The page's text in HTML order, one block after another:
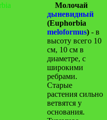
Молочай
дыневидный
(Euphorbia
meloformus) - в
высоту всего 10
см, 10 см в
диаметре, с
широкими
ребрами.
Старые
растения сильно
ветвятся у
основания.